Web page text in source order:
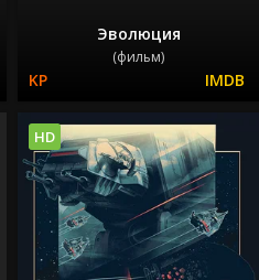
Эволюция
(фильм)
HD